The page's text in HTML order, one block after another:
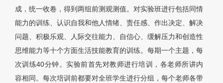
成，统一收卷，得到两组前测观测值。对实验班进行包括同情
能力的训练、认识自我和他人情绪、责任感、作出决定、解决
问题、积极乐观、人际交往能力、自信心、缓解压力和创造性
思维能力等十个方面生活技能教育的训练。每期一个主题，每
次训练40分钟。实验前首先对教师进行培训，各老师所讲内
容相同。每次培训前都要对全班学生进行分组，每个老师各带